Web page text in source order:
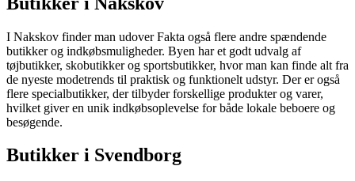
I Nakskov finder man udover Fakta også flere andre spændende
butikker og indkøbsmuligheder. Byen har et godt udvalg af
tøjbutikker, skobutikker og sportsbutikker, hvor man kan finde alt fra
de nyeste modetrends til praktisk og funktionelt udstyr. Der er også
flere specialbutikker, der tilbyder forskellige produkter og varer,
hvilket giver en unik indkøbsoplevelse for både lokale beboere og
besøgende.
Butikker i Svendborg